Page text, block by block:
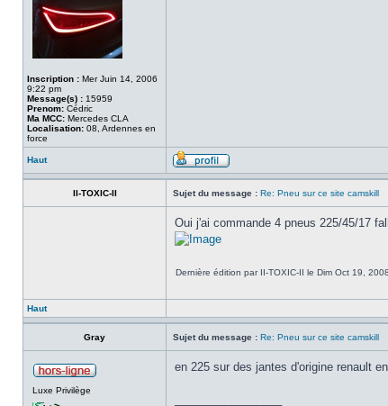
Inscription : Mer Juin 14, 2006
9:22 pm
Message(s) : 15959
Prenom: Cédric
Ma MCC: Mercedes CLA
Localisation: 08, Ardennes en
force
Haut
II-TOXIC-II Sujet du message : Re: Pneu sur ce site camskill
Oui j'ai commande 4 pneus 225/45/17
Dernière édition par II-TOXIC-II le Dim Oct 19,
Haut
Gray Sujet du message : Re: Pneu sur ce site camskill
Luxe Privilège
en 225 sur des jantes d'origine renault